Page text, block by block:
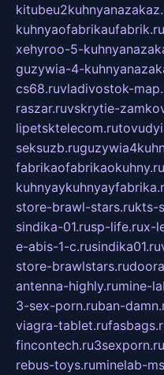
kuhnyaofabrikaufabrik.ru
xehyroo-5-
guzywia-4-
cs68.ruvladivostok-
raszar.ruvskrytie-
lipetsktelecom.ru
seksuzb.ru
fabrikaofabrikaokuhny.ru
store-brawl-stars.rukts-
sindika-01.rusp-life.rux-
e-abis-1-c.rusindika01.ru
store-brawlstars.ru
antenna-highly.rumine-
3-sex-porn.ruban-
viagra-tablet.ru
fincontech.ru3sexporn.ru
rebus-toys.ruminelab-